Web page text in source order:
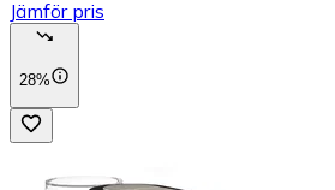
Jämför pris
28%